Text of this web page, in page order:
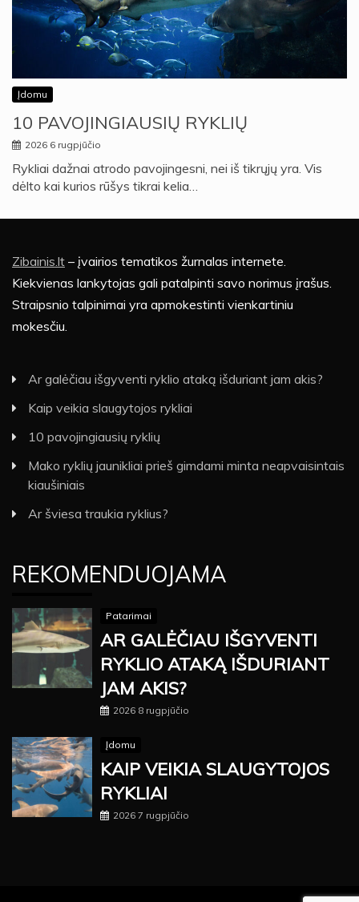
Įdomu
10 PAVOJINGIAUSIŲ RYKLIŲ
2026 6 rugpjūčio
Rykliai dažnai atrodo pavojingesni, nei iš tikrųjų yra. Vis
dėlto kai kurios rūšys tikrai kelia…
Zibainis.lt – įvairios tematikos žurnalas internete.
Kiekvienas lankytojas gali patalpinti savo norimus įrašus.
Straipsnio talpinimai yra apmokestinti vienkartiniu
mokesčiu.
Ar galėčiau išgyventi ryklio ataką išduriant jam akis?
Kaip veikia slaugytojos rykliai
10 pavojingiausių ryklių
Mako ryklių jaunikliai prieš gimdami minta neapvaisintais
kiaušiniais
Ar šviesa traukia ryklius?
REKOMENDUOJAMA
Patarimai
AR GALĖČIAU IŠGYVENTI
RYKLIO ATAKĄ IŠDURIANT
JAM AKIS?
2026 8 rugpjūčio
Įdomu
KAIP VEIKIA SLAUGYTOJOS
RYKLIAI
2026 7 rugpjūčio